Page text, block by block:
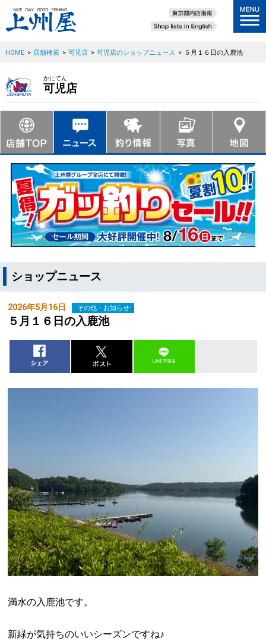
HOME > 店舗検索 > 可児店 > 可児店のショップニュース > ５月１６日の入鹿池
かにてん
可児店
ショップニュース
2026年5月16日 その他・お知らせ
５月１６日の入鹿池
満水の入鹿池です。
新緑が気持ちのいいシーズンですね♪